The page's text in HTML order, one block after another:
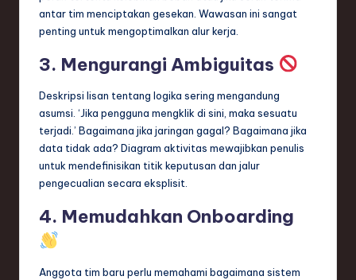
antar tim menciptakan gesekan. Wawasan ini sangat
penting untuk mengoptimalkan alur kerja.
3. Mengurangi Ambiguitas
Deskripsi lisan tentang logika sering mengandung
asumsi. ‘Jika pengguna mengklik di sini, maka sesuatu
terjadi.’ Bagaimana jika jaringan gagal? Bagaimana jika
data tidak ada? Diagram aktivitas mewajibkan penulis
untuk mendefinisikan titik keputusan dan jalur
pengecualian secara eksplisit.
4. Memudahkan Onboarding
Anggota tim baru perlu memahami bagaimana sistem